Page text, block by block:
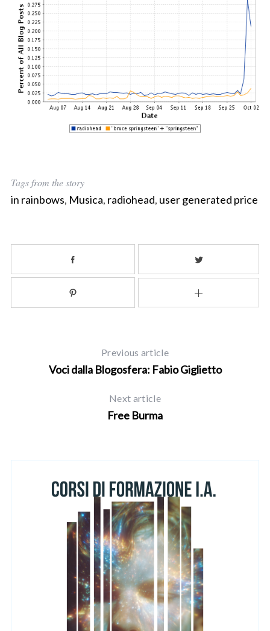
Tags from the story
in rainbows, Musica, radiohead, user generated price
Previous article
Voci dalla Blogosfera: Fabio Giglietto
Next article
Free Burma